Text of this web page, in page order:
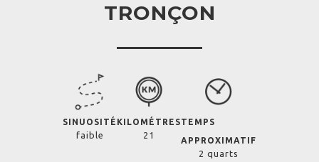
TRONÇON
SINUOSITÉ
faible
KILOMÉTRES
21
TEMPS
APPROXIMATIF
2 quarts